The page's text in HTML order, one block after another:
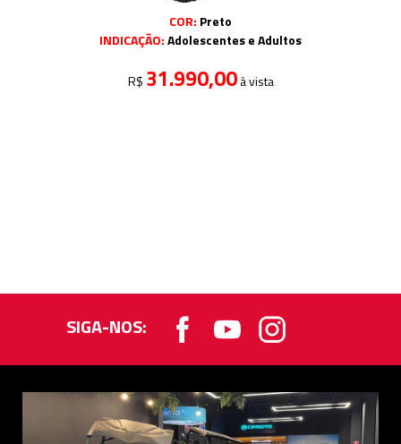
COR: Preto
INDICAÇÃO:Adolescentes e Adultos
R$ 31.990,00à vista
SIGA-NOS: